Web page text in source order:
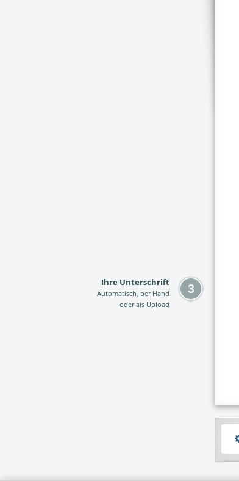
Ihre Unterschrift
Automatisch, per Hand
oder als Upload